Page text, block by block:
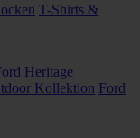
T-Shirts &
Heritage
Kollektion Ford